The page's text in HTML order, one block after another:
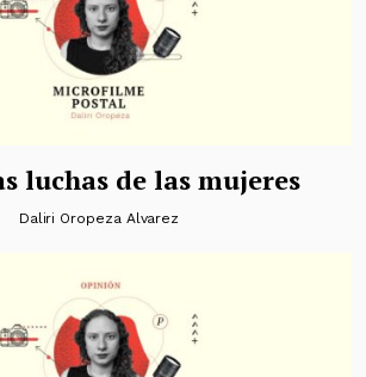
luchas de las mujeres
Daliri Oropeza Alvarez